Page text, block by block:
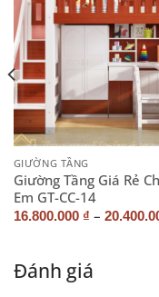
GIƯỜNG TẦNG
Giường Tầng Giá Rẻ
Em GT-CC-14
16.800.000 ₫ –
Đánh giá